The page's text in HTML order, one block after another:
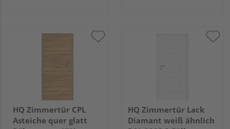
HQ Zimmertür CPL
Asteiche quer glatt
HQ Zimmertür Lack
Diamant weiß ähnlich